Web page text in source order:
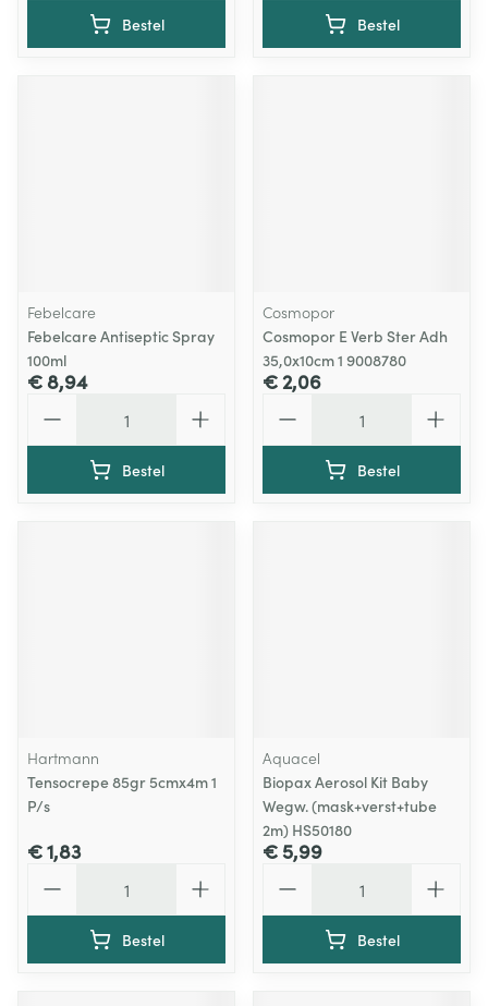
Bestel Bestel
Febelcare
Febelcare Antiseptic Spray
100ml
€ 8,94
Bestel
Cosmopor
Cosmopor E Verb Ster Adh
35,0x10cm 1 9008780
€ 2,06
Bestel
Hartmann
Tensocrepe 85gr 5cmx4m 1
P/s
€ 1,83
Bestel
Aquacel
Biopax Aerosol Kit Baby
Wegw. (mask+verst+tube
2m) HS50180
€ 5,99
Bestel